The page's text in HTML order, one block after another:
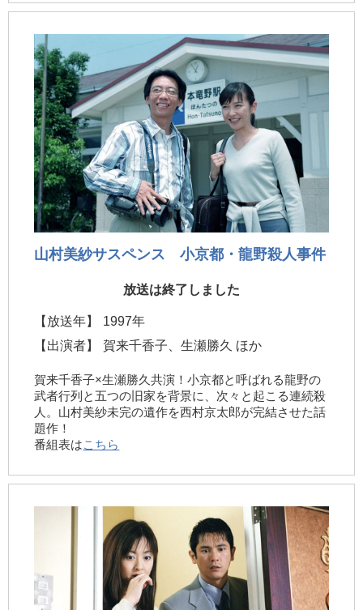
山村美紗サスペンス 小京都・龍野殺人事件
放送は終了しました
【放送年】
1997年
【出演者】
賀来千香子、生瀬勝久 ほか
賀来千香子×生瀬勝久共演！小京都と呼ばれる龍野の
武者行列と五つの旧家を背景に、次々と起こる連続殺
人。山村美紗未完の遺作を西村京太郎が完結させた話
題作！
番組表はこちら